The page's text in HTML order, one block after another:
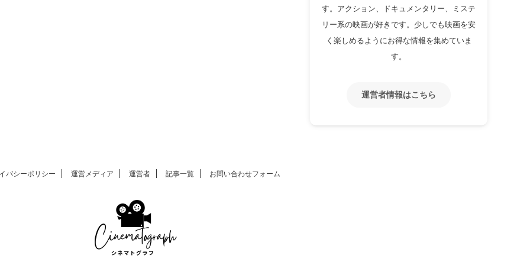
す。アクション、ドキュメンタリー、ミステ
リー系の映画が好きです。少しでも映画を安
く楽しめるようにお得な情報を集めていま
す。
運営者情報はこちら
バシーポリシー 運営メディア 運営者 記事一覧 お問い合わせフォーム